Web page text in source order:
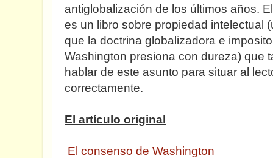
antiglobalización de los últimos años.
es un libro sobre propiedad intelectual
que la doctrina globalizadora e
Washington presiona con dureza) que
hablar de este asunto para situar al
correctamente.
El artículo original
El consenso de Washington